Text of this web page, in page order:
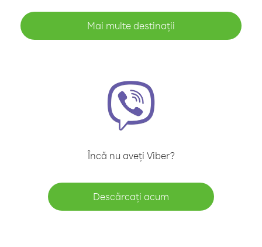
Mai multe destinații
Încă nu aveți Viber?
Descărcați acum